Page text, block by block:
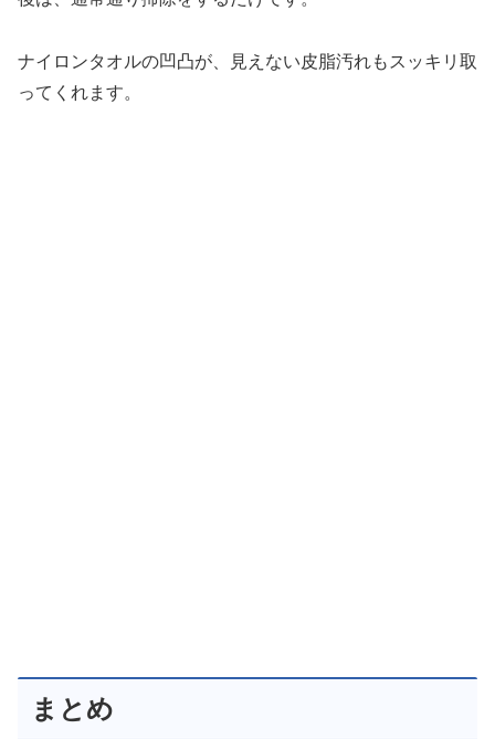
ナイロンタオルの凹凸が、見えない皮脂汚れもスッキリ取
ってくれます。
まとめ